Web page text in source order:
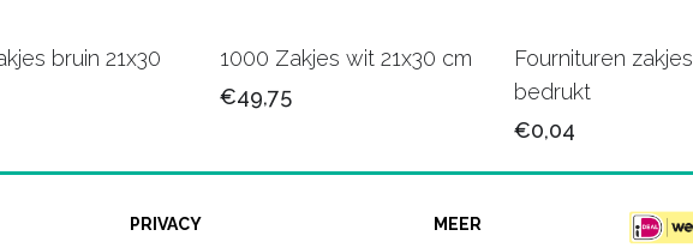
bruin 21x30
1000 Zakjes wit 21x30 cm
€49,75
Fournituren zakjes
bedrukt
€0,04
PRIVACY MEER